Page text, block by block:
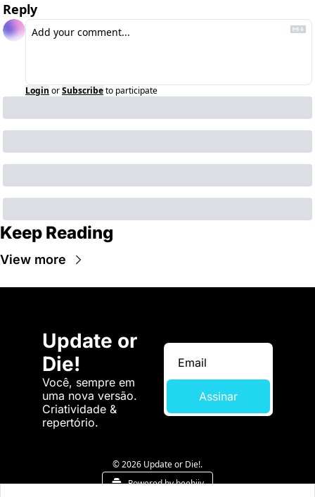
Reply
Login orSubscribeto participate
Keep Reading
View more
Update or
Die!
Você, sempre em
uma nova versão.
Criatividade &
repertório.
Assinar
© 2026 Update or Die!.
Powered by beehiiv